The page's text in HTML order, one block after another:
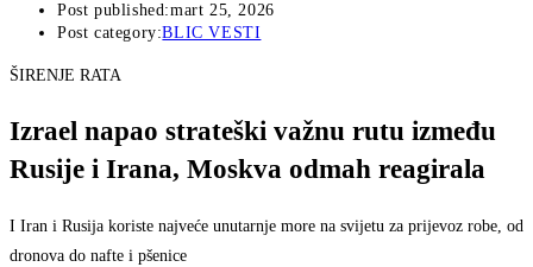
Post published:mart 25, 2026
Post category:BLIC VESTI
ŠIRENJE RATA
Izrael napao strateški važnu rutu između
Rusije i Irana, Moskva odmah reagirala
I Iran i Rusija koriste najveće unutarnje more na svijetu za prijevoz robe, od
dronova do nafte i pšenice